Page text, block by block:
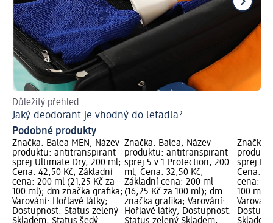
Důležitý přehled
Jaký deodorant je vhodný do letadla?
Podobné produkty
Značka: Balea MEN; Název
produktu: antitranspirant
sprej Ultimate Dry, 200 ml;
Cena: 42,50 Kč; Základní
cena: 200 ml (21,25 Kč za
100 ml); dm značka grafika;
Varování: Hořlavé látky;
Dostupnost: Status zelený
Značka: Balea; Název
produktu: antitranspirant
sprej 5 v 1 Protection, 200
ml; Cena: 32,50 Kč;
Základní cena: 200 ml
(16,25 Kč za 100 ml); dm
značka grafika; Varování:
Hořlavé látky; Dostupnost:
Značka:
sprej
Cena:
cena:
100 ml);